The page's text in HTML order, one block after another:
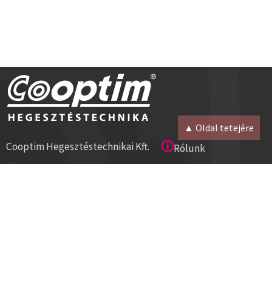
▲ Oldal tetejére
Cooptim Hegesztéstechnikai Kft. Rólunk